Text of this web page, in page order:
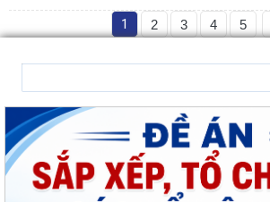
1 2 3 4 5